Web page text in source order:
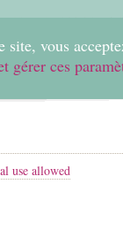
vous
gérer ces
use allowed